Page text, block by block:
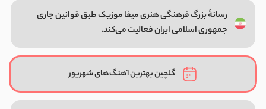
رسانهٔ بزرگ فرهنگی هنری میفا موزیک طبق قوانین جاری
جمهوری اسلامی ایران فعالیت می‌کند.
گلچین بهترین آهنگ‌های شهریور